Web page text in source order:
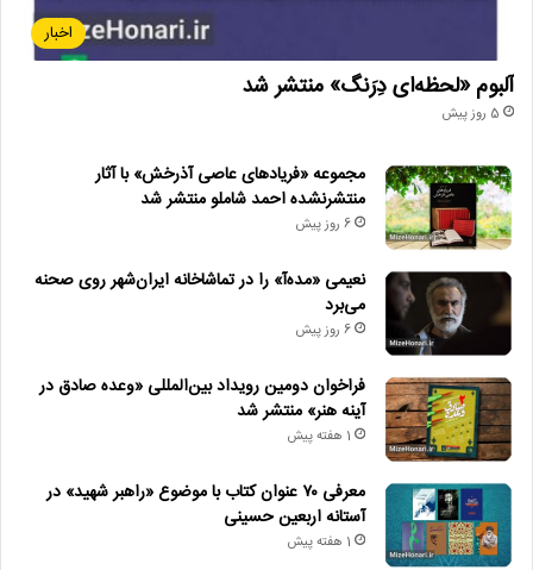
اخبار
آلبوم «لحظه‌ای دِرَنگ» منتشر شد
5 روز پیش
مجموعه «فریادهای عاصی آذرخش» با آثار
منتشرنشده احمد شاملو منتشر شد
6 روز پیش
نعیمی «مده‌آ» را در تماشاخانه ایران‌شهر روی صحنه
می‌برد
6 روز پیش
فراخوان دومین رویداد بین‌المللی «وعده صادق در
آینه هنر» منتشر شد
1 هفته پیش
معرفی ۷۰ عنوان کتاب با موضوع «راهبر شهید» در
آستانه اربعین حسینی
1 هفته پیش